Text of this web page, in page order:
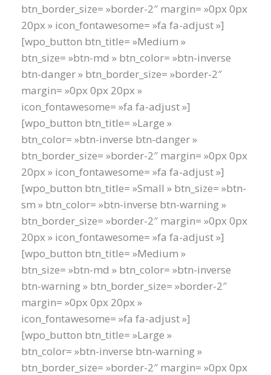
btn_border_size= »border-2″ margin= »0px 0px
20px » icon_fontawesome= »fa fa-adjust »]
[wpo_button btn_title= »Medium »
btn_size= »btn-md » btn_color= »btn-inverse
btn-danger » btn_border_size= »border-2″
margin= »0px 0px 20px »
icon_fontawesome= »fa fa-adjust »]
[wpo_button btn_title= »Large »
btn_color= »btn-inverse btn-danger »
btn_border_size= »border-2″ margin= »0px 0px
20px » icon_fontawesome= »fa fa-adjust »]
[wpo_button btn_title= »Small » btn_size= »btn-
sm » btn_color= »btn-inverse btn-warning »
btn_border_size= »border-2″ margin= »0px 0px
20px » icon_fontawesome= »fa fa-adjust »]
[wpo_button btn_title= »Medium »
btn_size= »btn-md » btn_color= »btn-inverse
btn-warning » btn_border_size= »border-2″
margin= »0px 0px 20px »
icon_fontawesome= »fa fa-adjust »]
[wpo_button btn_title= »Large »
btn_color= »btn-inverse btn-warning »
btn_border_size= »border-2″ margin= »0px 0px